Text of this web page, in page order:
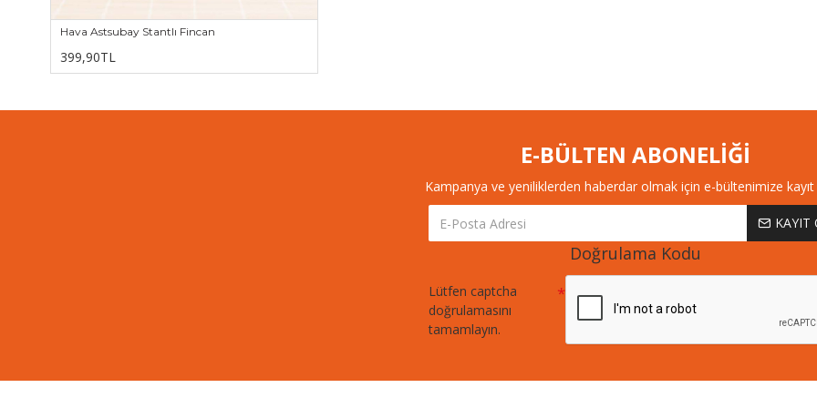
Hava Astsubay Stantlı Fincan
399,90TL
E-BÜLTEN ABONELİĞİ
Kampanya ve yeniliklerden haberdar olmak için e-bültenimize kayıt
KAYIT
Doğrulama Kodu
Lütfen captcha
doğrulamasını
tamamlayın.